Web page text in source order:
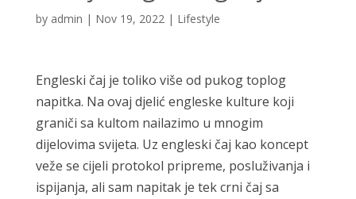
by admin | Nov 19, 2022| Lifestyle
Engleski čaj je toliko više od pukog toplog
napitka. Na ovaj djelić engleske kulture koji
graniči sa kultom nailazimo u mnogim
dijelovima svijeta. Uz engleski čaj kao koncept
veže se cijeli protokol pripreme, posluživanja i
ispijanja, ali sam napitak je tek crni čaj sa